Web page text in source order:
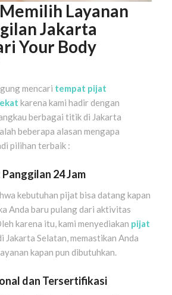
Layanan
Jakarta
Your Body
mencari tempat pijat
karena kami hadir dengan
berbagai titik di Jakarta
beberapa alasan mengapa
pilihan terbaik :
24 Jam
kebutuhan pijat bisa datang kapan
Anda baru pulang dari aktivitas
karena itu, kami menyediakan pijat
Jakarta Selatan, memastikan Anda
kapan pun dibutuhkan.
dan Tersertifikasi